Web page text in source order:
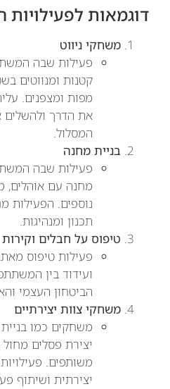
דוגמאות לפעילויות
משחקי ניווט
פעילות שבה
קטנות ומנווטים
מפות ומצפנים.
את הדרך
המסלול.
בניית מחנה
פעילות שבה
מחנה עם אוהלים,
נוספים. הפעילות
תכנון ומנהיגות.
טיפוס על חבלים וקירות
פעילות טיפוס
ועידוד בין
הביטחון העצמי
משחקי צוות יצירתיים
משחקים כמו
יצירת פסלים
משותפים.
יצירתית ושיתוף